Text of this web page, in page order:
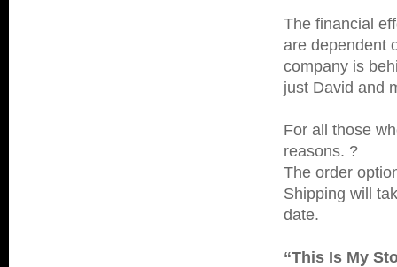
The financial
are dependent
company is
just David and
For all those
reasons. ?
The order
Shipping will
date.
“This Is My